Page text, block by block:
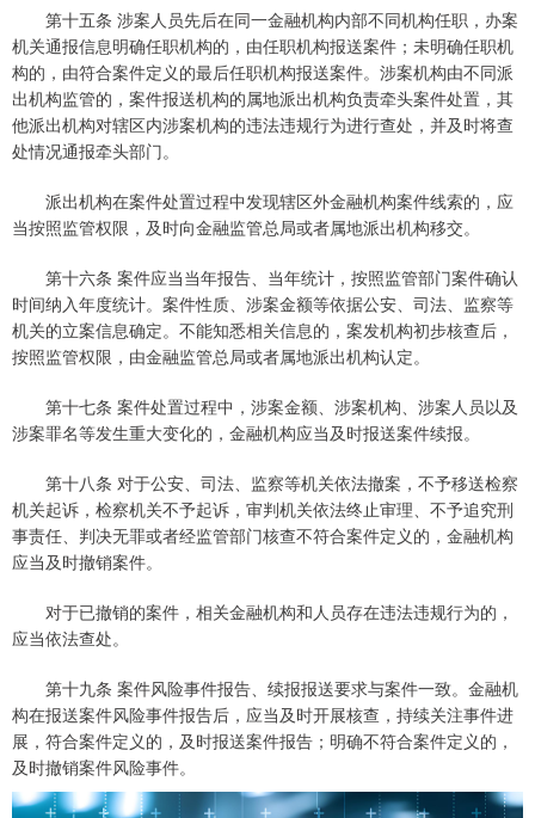
第十五条 涉案人员先后在同一金融机构内部不同机构任职，办案
机关通报信息明确任职机构的，由任职机构报送案件；未明确任职机
构的，由符合案件定义的最后任职机构报送案件。涉案机构由不同派
出机构监管的，案件报送机构的属地派出机构负责牵头案件处置，其
他派出机构对辖区内涉案机构的违法违规行为进行查处，并及时将查
处情况通报牵头部门。
派出机构在案件处置过程中发现辖区外金融机构案件线索的，应
当按照监管权限，及时向金融监管总局或者属地派出机构移交。
第十六条 案件应当当年报告、当年统计，按照监管部门案件确认
时间纳入年度统计。案件性质、涉案金额等依据公安、司法、监察等
机关的立案信息确定。不能知悉相关信息的，案发机构初步核查后，
按照监管权限，由金融监管总局或者属地派出机构认定。
第十七条 案件处置过程中，涉案金额、涉案机构、涉案人员以及
涉案罪名等发生重大变化的，金融机构应当及时报送案件续报。
第十八条 对于公安、司法、监察等机关依法撤案，不予移送检察
机关起诉，检察机关不予起诉，审判机关依法终止审理、不予追究刑
事责任、判决无罪或者经监管部门核查不符合案件定义的，金融机构
应当及时撤销案件。
对于已撤销的案件，相关金融机构和人员存在违法违规行为的，
应当依法查处。
第十九条 案件风险事件报告、续报报送要求与案件一致。金融机
构在报送案件风险事件报告后，应当及时开展核查，持续关注事件进
展，符合案件定义的，及时报送案件报告；明确不符合案件定义的，
及时撤销案件风险事件。